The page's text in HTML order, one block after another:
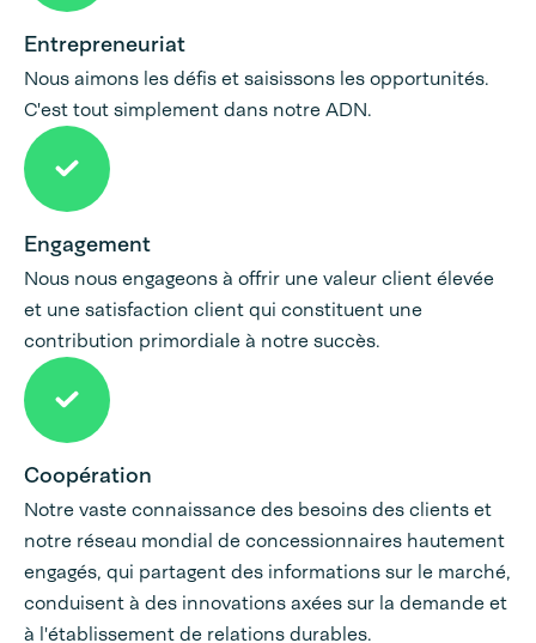
Entrepreneuriat
Nous aimons les défis et saisissons les opportunités.
C'est tout simplement dans notre ADN.
Engagement
Nous nous engageons à offrir une valeur client élevée
et une satisfaction client qui constituent une
contribution primordiale à notre succès.
Coopération
Notre vaste connaissance des besoins des clients et
notre réseau mondial de concessionnaires hautement
engagés, qui partagent des informations sur le marché,
conduisent à des innovations axées sur la demande et
à l'établissement de relations durables.